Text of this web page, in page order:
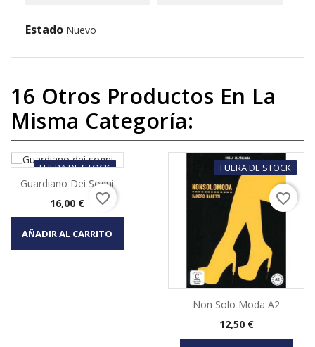
Estado Nuevo
16 Otros Productos En La
Misma Categoría:
FUERA DE STOCK
Guardiano Dei Sogni
Precio
16,00 €
AÑADIR AL CARRITO
favorite_border
FUERA DE STOCK
Non Solo Moda A2
Precio
12,50 €
favorite_border